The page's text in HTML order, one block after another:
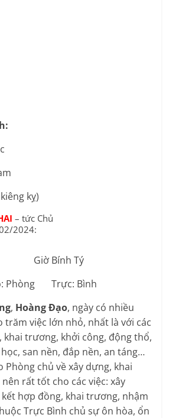
kỵ)
– tức Chủ
2024:
Bính Tý
Phòng Trực: Bình
, Hoàng Đạo, ngày có nhiều
trăm việc lớn nhỏ, nhất là với các
khai trương, khởi công, động thổ,
san nền, đắp nền, an táng…
Phòng chủ về xây dựng, khai
rất tốt cho các việc: xây
hợp đồng, khai trương, nhậm
Trực Bình chủ sự ôn hòa, ổn